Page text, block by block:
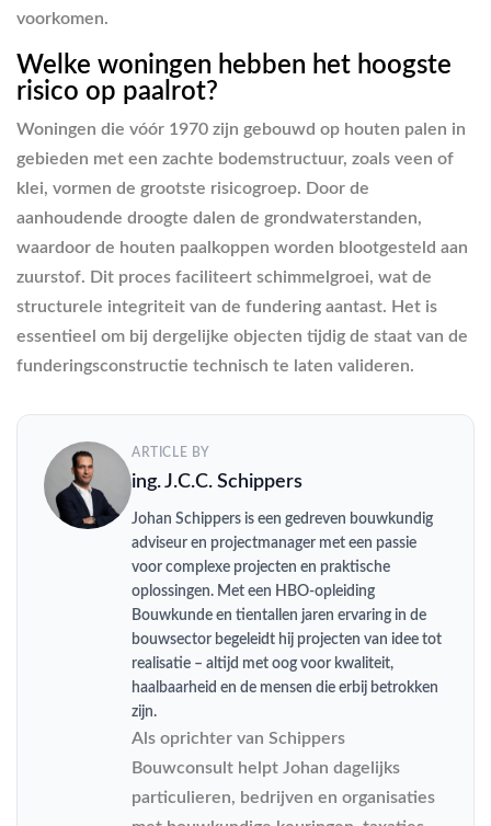
voorkomen.
Welke woningen hebben het hoogste
risico op paalrot?
Woningen die vóór 1970 zijn gebouwd op houten palen in
gebieden met een zachte bodemstructuur, zoals veen of
klei, vormen de grootste risicogroep. Door de
aanhoudende droogte dalen de grondwaterstanden,
waardoor de houten paalkoppen worden blootgesteld aan
zuurstof. Dit proces faciliteert schimmelgroei, wat de
structurele integriteit van de fundering aantast. Het is
essentieel om bij dergelijke objecten tijdig de staat van de
funderingsconstructie technisch te laten valideren.
ARTICLE BY
ing. J.C.C. Schippers
Johan Schippers is een gedreven bouwkundig
adviseur en projectmanager met een passie
voor complexe projecten en praktische
oplossingen. Met een HBO-opleiding
Bouwkunde en tientallen jaren ervaring in de
bouwsector begeleidt hij projecten van idee tot
realisatie – altijd met oog voor kwaliteit,
haalbaarheid en de mensen die erbij betrokken
zijn.
Als oprichter van Schippers
Bouwconsult helpt Johan dagelijks
particulieren, bedrijven en organisaties